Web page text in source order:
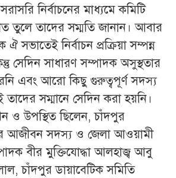
নির্বাচনের মাধ্যমে কমিটি
তুলে তাদের সম্মতি জানান। আবার
সভাতেই নির্বাচন প্রক্রিয়া সম্পন্ন
সেদিন সাধারণ সম্পাদক অসুস্থতার
এবং আরো কিছু গুরুত্বপূর্ণ সদস্য
সম্মানে সেদিন করা হয়নি।
ও উপস্থিত ছিলেন, চাঁদপুর
আজীবন সদস্য ও জেলা আওয়ামী
বীর মুক্তিযোদ্ধা আলহাজ্ব আবু
চাঁদপুর ডায়াবেটিক সমিতি